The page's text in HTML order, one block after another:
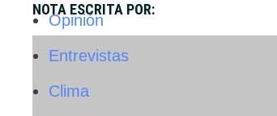
Opinión
Entrevistas
Clima
NOTA ESCRITA POR: